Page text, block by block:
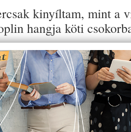
kinyíltam, mint a
hangja köti